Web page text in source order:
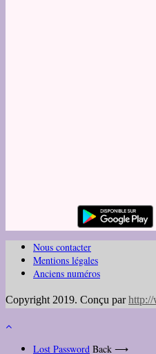
Nous contacter
Mentions légales
Anciens numéros
Copyright 2019. Conçu parhttp://
Lost Password Back ⟶